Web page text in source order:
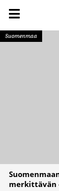
Suomenmaa
merkittävän